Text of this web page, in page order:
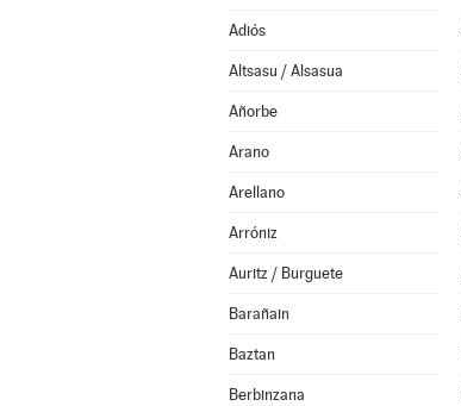
Adiós
Altsasu / Alsasua
Añorbe
Arano
Arellano
Arróniz
Auritz / Burguete
Barañain
Baztan
Berbinzana